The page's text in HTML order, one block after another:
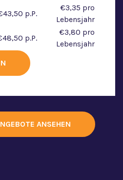
p.P.‎ ‎ ‎ ‎
€3,35 pro
Lebensjahr
p.P.‎ ‎ ‎ ‎
€3,80 pro
Lebensjahr
ANSEHEN